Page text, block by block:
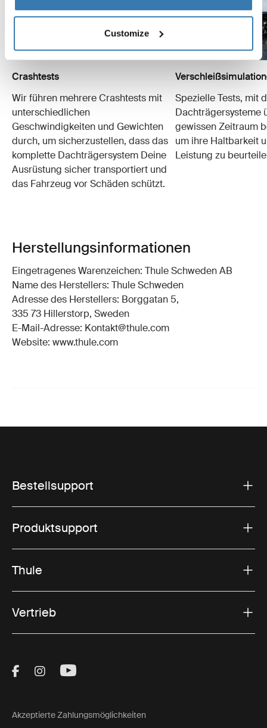
Customize
Crashtests
Wir führen mehrere Crashtests mit
unterschiedlichen
Geschwindigkeiten und Gewichten
durch, um sicherzustellen, dass das
komplette Dachträgersystem Deine
Ausrüstung sicher transportiert und
das Fahrzeug vor Schäden schützt.
Spezielle Tests, mit
Dachträgersysteme
gewissen Zeitraum
um ihre Haltbarkeit
Leistung zu
Herstellungsinformationen
Eingetragenes Warenzeichen: Thule Schweden AB
Name des Herstellers: Thule Schweden
Adresse des Herstellers: Borggatan 5,
335 73 Hillerstorp, Sweden
E-Mail-Adresse: Kontakt@thule.com
Website: www.thule.com
Bestellsupport
Produktsupport
Thule
Vertrieb
Visit Thule on Facebook (external link)
Visit Thule on Instagram (external link)
Visit Thule on Youtube (external
Akzeptierte Zahlungsmöglichkeiten